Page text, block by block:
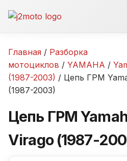
Главная / Разборка
мотоциклов / YAMAHA /
(1987-2003) / Цепь ГРМ
(1987-2003)
Цепь ГРМ
Virago (1987-